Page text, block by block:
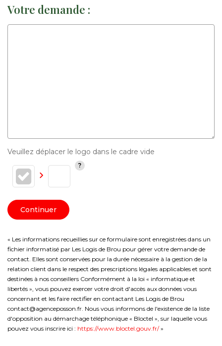
Votre demande :
Veuillez déplacer le logo dans le cadre vide
Continuer
« Les informations recueillies sur ce formulaire sont enregistrées dans un
fichier informatisé par Les Logis de Brou pour gérer votre demande de
contact. Elles sont conservées pour la durée nécessaire à la gestion de la
relation client dans le respect des prescriptions légales applicables et sont
destinées à nos conseillers Conformément à la loi « informatique et
libertés », vous pouvez exercer votre droit d'accès aux données vous
concernant et les faire rectifier en contactant Les Logis de Brou
contact@agenceposson.fr. Nous vous informons de l'existence de la liste
d'opposition au démarchage téléphonique « Bloctel », sur laquelle vous
pouvez vous inscrire ici : https://www.bloctel.gouv.fr/»